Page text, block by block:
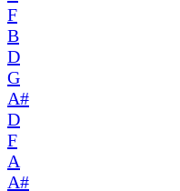
F
B
D
G
A#
D
F
A
A#